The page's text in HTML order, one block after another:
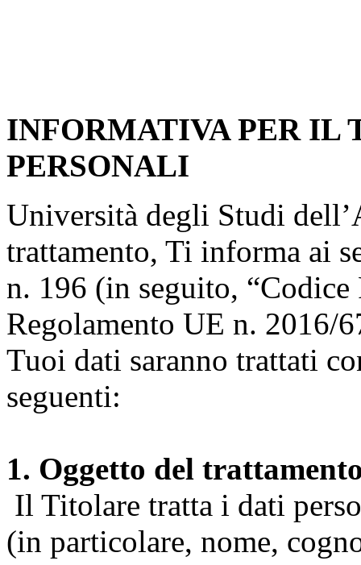
INFORMATIVA PER IL
PERSONALI
Università degli Studi
trattamento, Ti informa ai
n. 196 (in seguito, “Codice
Regolamento UE n. 2016/
Tuoi dati saranno trattati
seguenti:
1. Oggetto del
Il Titolare tratta i dati
(in particolare, nome,